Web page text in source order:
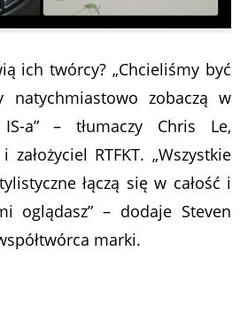
ich twórcy? „Chcieliśmy być
natychmiastowo zobaczą w
a” – tłumaczy Chris Le,
RTFKT. „Wszystkie
łączą się w całość i
oglądasz” – dodaje Steven
marki.